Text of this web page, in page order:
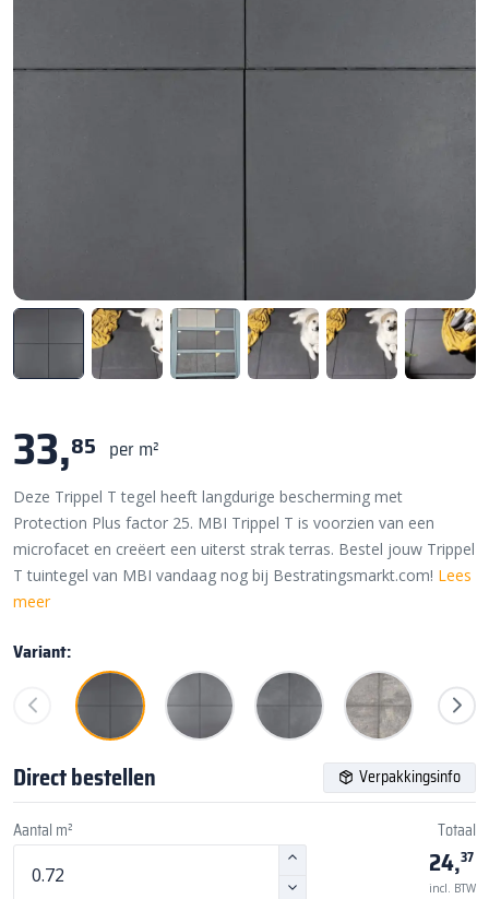
33,85 per m²
Deze Trippel T tegel heeft langdurige bescherming met
Protection Plus factor 25. MBI Trippel T is voorzien van een
microfacet en creëert een uiterst strak terras. Bestel jouw Trippel
T tuintegel van MBI vandaag nog bij Bestratingsmarkt.com! Lees
meer
Variant:
Direct bestellen Verpakkingsinfo
Aantal m² Totaal
24,37
incl. BTW